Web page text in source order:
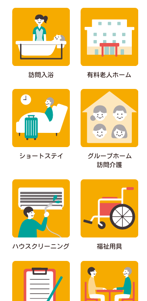
訪問入浴 有料老人ホーム
ショートステイ グループホーム
訪問介護
ハウスクリーニング 福祉用具